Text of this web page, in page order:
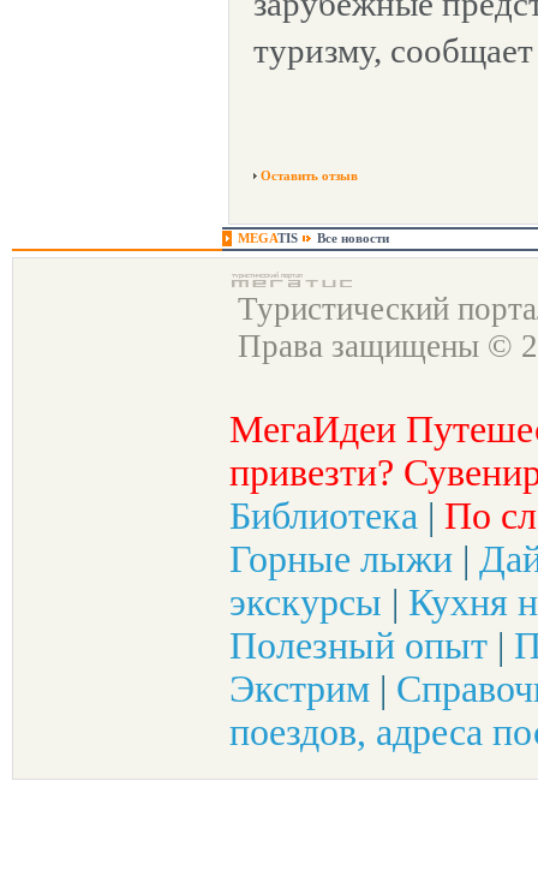
туризму,
Оставить отзыв
MEGATIS Все новости
Туристический
Права защищены ©
МегаИдеи
привезти?
Библиотека | По
Горные лыжи |
экскурсы | Кухня
Полезный опыт |
Экстрим |
поездов, адреса